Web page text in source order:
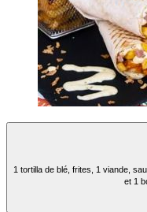
1 tortilla de blé, frites, 1 viande,
et 1